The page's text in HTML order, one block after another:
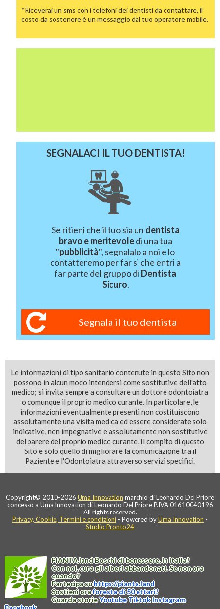
*Riceverai un sms con i telefoni dei dentisti da contattare, il
costo da sostenere è un messaggio dal tuo operatore mobile.
SEGNALACI IL TUO DENTISTA!
Se ritieni che il tuo sia un dentista
bravo e meritevoledi una tua
"pubblicità", segnalalo a noi e lo
contatteremo per far si che entri a
far parte del gruppo di Dentista
Sicuro.
Segnala il tuo dentista
Le informazioni di tipo sanitario contenute in questo Sito non
possono in alcun modo intendersi come sostitutive dell'atto
medico; si invita sempre a consultare un dottore odontoiatra
o comunque il proprio medico curante. In particolare, le
informazioni eventualmente presenti non costituiscono
assolutamente una visita medica ed essere considerate solo
indicative, non impegnative e assolutamente non sostitutive
del parere del proprio medico curante. Il compito di questo
Sito è solo quello di migliorare la comunicazione tra il
Paziente e l'Odontoiatra attraverso servizi specifici.
Copyright© 2010-2026 Uma Innovation marchio di Leonardo Del Priore
concesso a Uma Innovation di Leonardo Del Priore P.IVA 01610040196
All rights reserved.
Privacy, Cookie, Termini e condizioni - Powered byUma Innovation -
Studio Pronto24
PIANTA.landBoschi di benessere, in Italia!
Con noi, cura gli alberi abbandonati. Se non ora
quando?
Partecipa suhttps://pianta.land
Sostieni oraforesta di 50 ettari!
Guarda storieYoutubeTiktokInstagram
Facebook